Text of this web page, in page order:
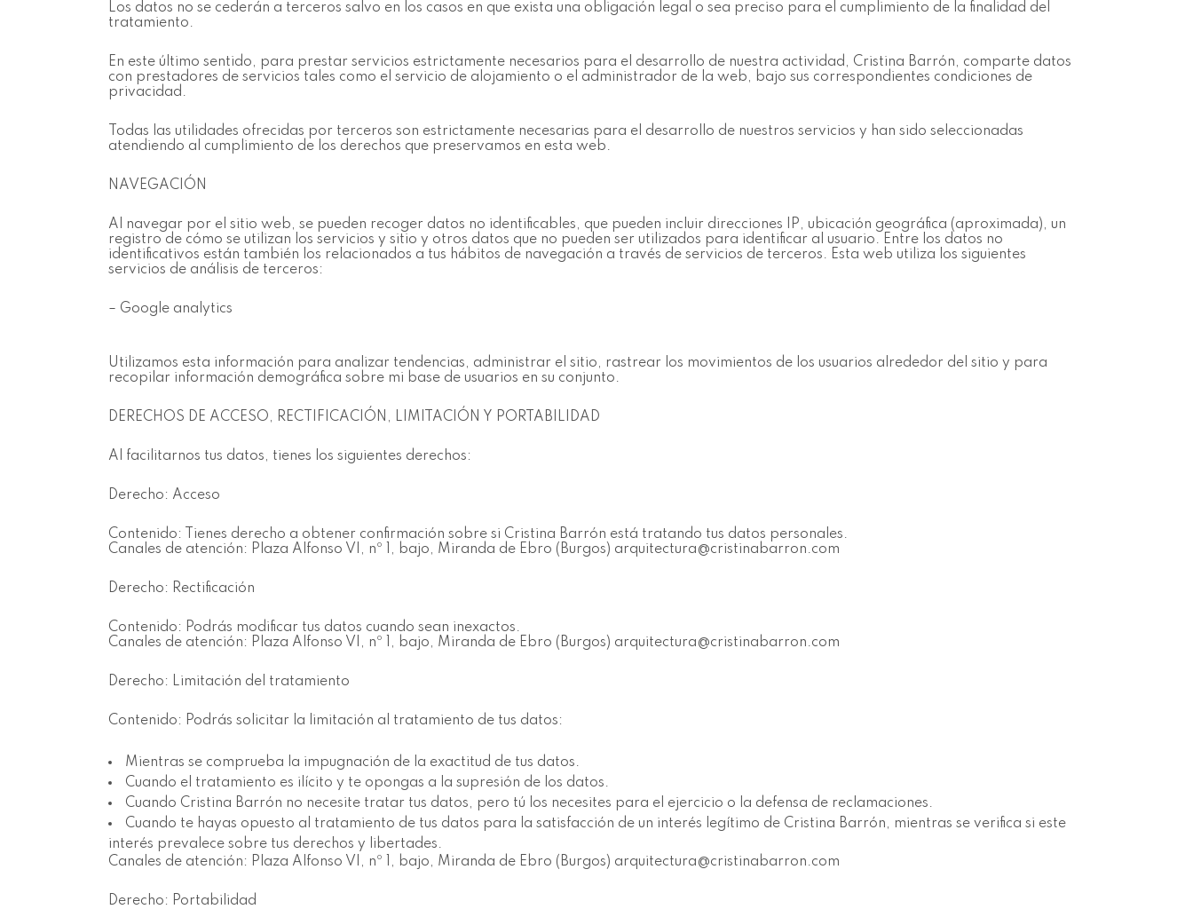
Los datos no se cederán a terceros salvo en los casos en que exista una obligación legal o sea preciso para el cumplimiento de la finalidad del
tratamiento.
En este último sentido, para prestar servicios estrictamente necesarios para el desarrollo de nuestra actividad, Cristina Barrón, comparte datos
con prestadores de servicios tales como el servicio de alojamiento o el administrador de la web, bajo sus correspondientes condiciones de
privacidad.
Todas las utilidades ofrecidas por terceros son estrictamente necesarias para el desarrollo de nuestros servicios y han sido seleccionadas
atendiendo al cumplimiento de los derechos que preservamos en esta web.
NAVEGACIÓN
Al navegar por el sitio web, se pueden recoger datos no identificables, que pueden incluir direcciones IP, ubicación geográfica (aproximada), un
registro de cómo se utilizan los servicios y sitio y otros datos que no pueden ser utilizados para identificar al usuario. Entre los datos no
identificativos están también los relacionados a tus hábitos de navegación a través de servicios de terceros. Esta web utiliza los siguientes
servicios de análisis de terceros:
– Google analytics
Utilizamos esta información para analizar tendencias, administrar el sitio, rastrear los movimientos de los usuarios alrededor del sitio y para
recopilar información demográfica sobre mi base de usuarios en su conjunto.
DERECHOS DE ACCESO, RECTIFICACIÓN, LIMITACIÓN Y PORTABILIDAD
Al facilitarnos tus datos, tienes los siguientes derechos:
Derecho: Acceso
Contenido: Tienes derecho a obtener confirmación sobre si Cristina Barrón está tratando tus datos personales.
Canales de atención: Plaza Alfonso VI, nº 1, bajo, Miranda de Ebro (Burgos) arquitectura@cristinabarron.com
Derecho: Rectificación
Contenido: Podrás modificar tus datos cuando sean inexactos.
Canales de atención: Plaza Alfonso VI, nº 1, bajo, Miranda de Ebro (Burgos) arquitectura@cristinabarron.com
Derecho: Limitación del tratamiento
Contenido: Podrás solicitar la limitación al tratamiento de tus datos:
Mientras se comprueba la impugnación de la exactitud de tus datos.
Cuando el tratamiento es ilícito y te opongas a la supresión de los datos.
Cuando Cristina Barrón no necesite tratar tus datos, pero tú los necesites para el ejercicio o la defensa de reclamaciones.
Cuando te hayas opuesto al tratamiento de tus datos para la satisfacción de un interés legítimo de Cristina Barrón, mientras se verifica si este
interés prevalece sobre tus derechos y libertades.
Canales de atención: Plaza Alfonso VI, nº 1, bajo, Miranda de Ebro (Burgos) arquitectura@cristinabarron.com
Derecho: Portabilidad